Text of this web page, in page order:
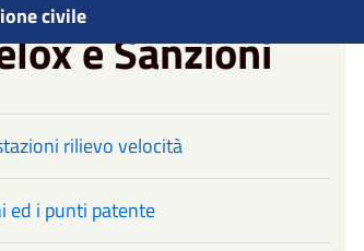
civile
e Sanzioni
rilievo velocità
ed i punti patente